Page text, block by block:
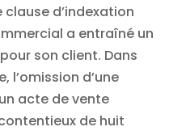
d’indexation
a entraîné un
son client. Dans
l’omission d’une
acte de vente
de huit